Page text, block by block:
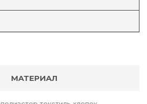
МАТЕРИАЛ